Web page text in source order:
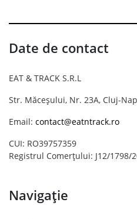
Date de contact
EAT & TRACK S.R.L
Str. Măceșului, Nr. 23A, Cluj-
Email: contact@eatntrack.ro
CUI: RO39757359
Registrul Comerțului: J12/1798/
Navigație